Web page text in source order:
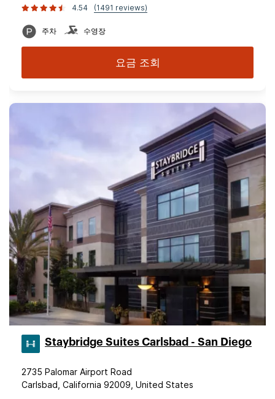
4.54
(1491 reviews)
주차 수영장
요금 조회
Staybridge Suites Carlsbad - San Diego
2735 Palomar Airport Road
Carlsbad, California 92009, United States